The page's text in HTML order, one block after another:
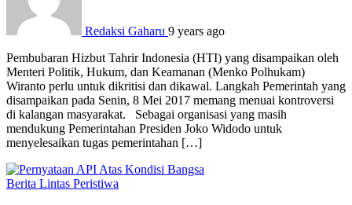
Redaksi Gaharu 9 years ago
Pembubaran Hizbut Tahrir Indonesia (HTI) yang disampaikan oleh
Menteri Politik, Hukum, dan Keamanan (Menko Polhukam)
Wiranto perlu untuk dikritisi dan dikawal. Langkah Pemerintah yang
disampaikan pada Senin, 8 Mei 2017 memang menuai kontroversi
di kalangan masyarakat. Sebagai organisasi yang masih
mendukung Pemerintahan Presiden Joko Widodo untuk
menyelesaikan tugas pemerintahan […]
Berita Lintas Peristiwa